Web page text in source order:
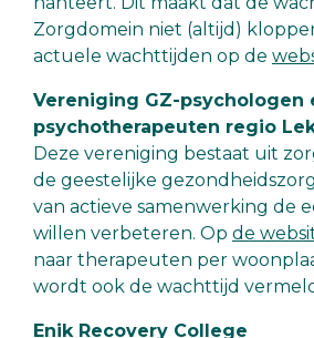
Zorgdomein niet (altijd)
actuele wachttijden op de
Vereniging GZ-psychologen
psychotherapeuten regio
Deze vereniging bestaat uit
de geestelijke
van actieve samenwerking de
willen verbeteren. Op de
naar therapeuten per
wordt ook de wachttijd
Enik Recovery College